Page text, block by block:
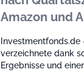
Amazon und
verzeichnete dank
Ergebnisse und